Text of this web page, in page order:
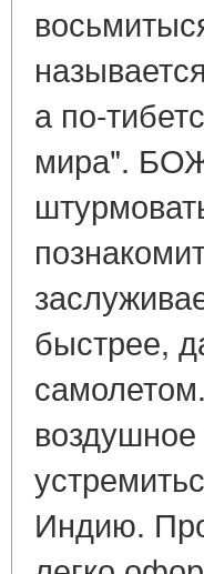
а по-
мира".
быстрее,
Индию.